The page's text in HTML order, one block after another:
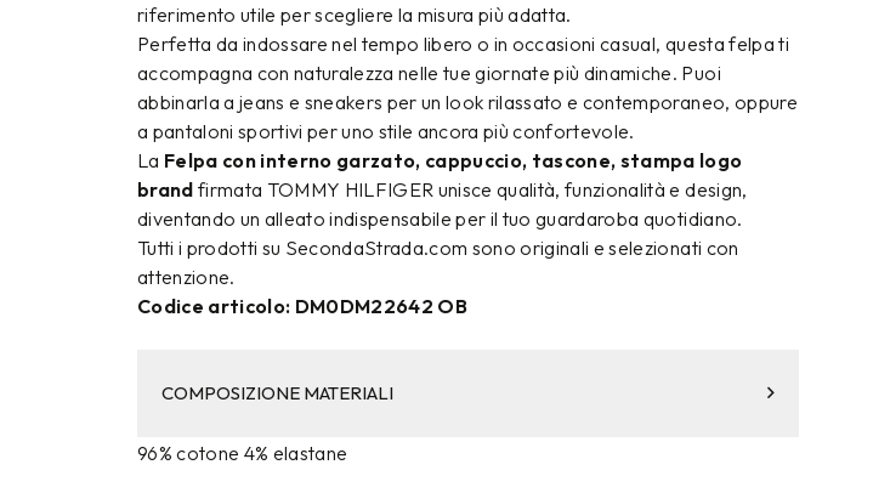
riferimento utile per scegliere la misura più adatta.
Perfetta da indossare nel tempo libero o in occasioni casual, questa felpa ti
accompagna con naturalezza nelle tue giornate più dinamiche. Puoi
abbinarla a jeans e sneakers per un look rilassato e contemporaneo, oppure
a pantaloni sportivi per uno stile ancora più confortevole.
La Felpa con interno garzato, cappuccio, tascone, stampa logo
brand firmata TOMMY HILFIGER unisce qualità, funzionalità e design,
diventando un alleato indispensabile per il tuo guardaroba quotidiano.
Tutti i prodotti su SecondaStrada.com sono originali e selezionati con
attenzione.
Codice articolo: DM0DM22642 OB
COMPOSIZIONE MATERIALI
96% cotone 4% elastane